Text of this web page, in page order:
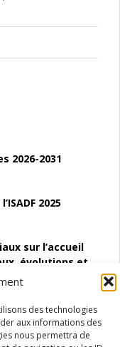
des technologies
aux informations des
nous permettra de
2026-2031
2025
sur l’accueil
évolutions et
(SAACE)